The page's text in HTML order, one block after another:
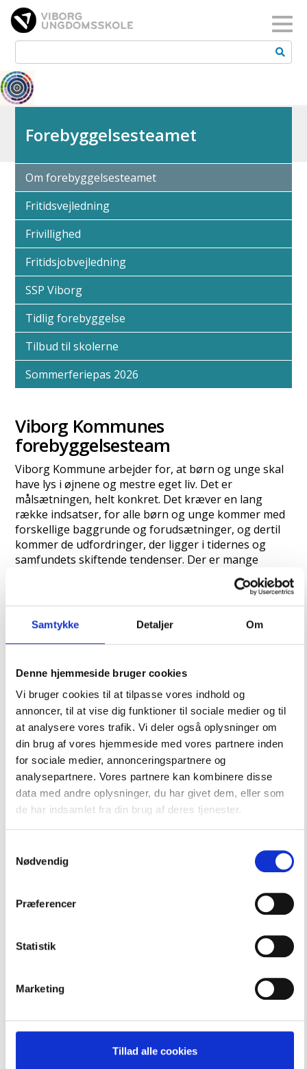
Samtykke Detaljer Om
Denne hjemmeside bruger cookies
Vi bruger cookies til at tilpasse vores indhold og
annoncer, til at vise dig funktioner til sociale medier og til
at analysere vores trafik. Vi deler også oplysninger om
din brug af vores hjemmeside med vores partnere inden
for sociale medier, annonceringspartnere og
analysepartnere. Vores partnere kan kombinere disse
data med andre oplysninger, du har givet dem, eller som
de har indsamlet fra din brug af deres tjenester.
Nødvendig
Præferencer
Statistik
Marketing
Tillad alle cookies
Forebyggelsesteamet
Om forebyggelsesteamet
Fritidsvejledning
Frivillighed
Fritidsjobvejledning
SSP Viborg
Tidlig forebyggelse
Tilbud til skolerne
Sommerferiepas 2026
Viborg Kommunes
forebyggelsesteam
Viborg Kommune arbejder for, at børn og unge skal
have lys i øjnene og mestre eget liv. Det er
målsætningen, helt konkret. Det kræver en lang
række indsatser, for alle børn og unge kommer med
forskellige baggrunde og forudsætninger, og dertil
kommer de udfordringer, der ligger i tidernes og
samfundets skiftende tendenser. Der er mange
faktorer at tage hensyn til, når vi som kommune skal
støtte børn og unges udvikling, men det ændrer ikke
på målsætningen.
Forebyggelsesteamet består af medarbejdere med
forskellige fagligheder og erfaringsgrundlag, men vi
iværksætte tiltag inden for områderne SSP,
frivillighed og fritidsliv. Samlet set rammer det
trivselsfaktorer hele vejen rundt om børnene og de
unge.
Vi samarbejder bredt med organisationen, med
forældre, med skoler, institutioner og med
fritidstilbud for at indsamle og fordele viden og
iværksætte tiltag. På den måde sikrer vi, at alle har
adgang til de kundskaber og tilbud, der er